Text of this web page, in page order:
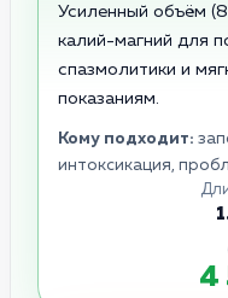
Усиленный объём
калий-магний для
спазмолитики и
показаниям.
Кому подходит:
интоксикация,
4